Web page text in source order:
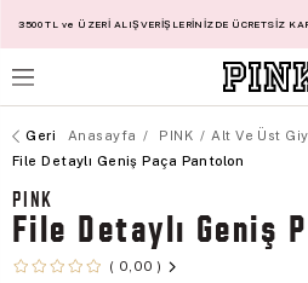
3500 TL ve ÜZERİ ALIŞVERİŞLERİNİZDE ÜCRETSİZ
Anasayfa PINK Alt Ve Üst
File Detaylı Geniş Paça Pantolon
PINK
File Detaylı Geniş
0,00